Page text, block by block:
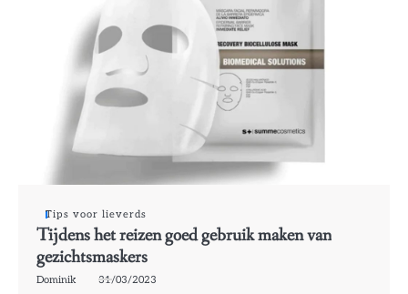
Tips voor lieverds
Tijdens het reizen goed gebruik maken van
gezichtsmaskers
Dominik 31/03/2023